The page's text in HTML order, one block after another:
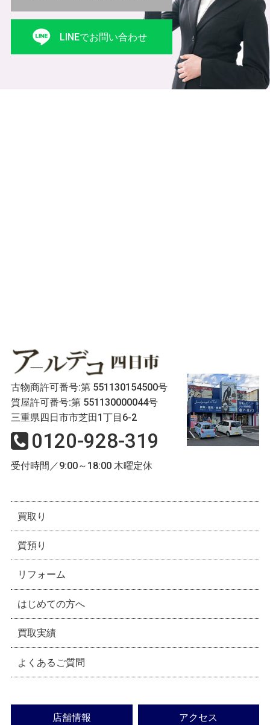
LINEでお問い合わせ
古物商許可番号:第 551130154500号
質屋許可番号:第 551130000044号
三重県四日市市芝田1丁目6-2
0120-928-319
受付時間／9:00～18:00 木曜定休
買取り
質預り
リフォーム
はじめての方へ
買取実績
よくあるご質問
店舗情報 アクセス